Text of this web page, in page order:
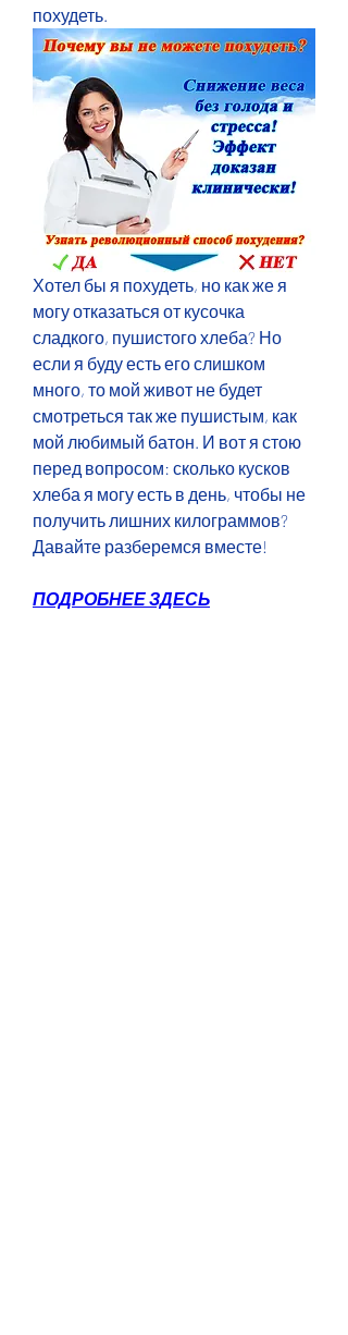
похудеть.
Хотел бы я похудеть, но как же я
могу отказаться от кусочка
сладкого, пушистого хлеба? Но
если я буду есть его слишком
много, то мой живот не будет
смотреться так же пушистым, как
мой любимый батон. И вот я стою
перед вопросом: сколько кусков
хлеба я могу есть в день, чтобы не
получить лишних килограммов?
Давайте разберемся вместе!
ПОДРОБНЕЕ ЗДЕСЬ